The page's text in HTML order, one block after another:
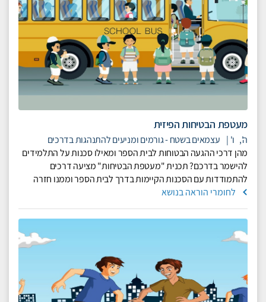
מעטפת הבטיחות הפיזית
ה', ו' | עצמאים בשטח - גורמים ומניעים להתנהגות בדרכים
מהן דרכי ההגעה הבטוחות לבית הספר ומאילו סכנות על התלמידים
להישמר בדרכם?תכנית "מעטפת הבטיחות" מציעה דרכים
להתמודדות עם הסכנות הקיימות בדרך לבית הספר וממנו חזרה
לחומרי הוראה בנושא